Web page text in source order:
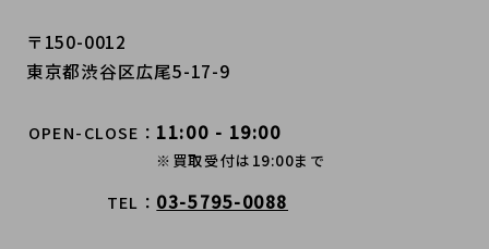
〒150-0012
東京都渋谷区広尾5-17-9
OPEN-CLOSE 11:00 - 19:00
※買取受付は19:00まで
TEL 03-5795-0088